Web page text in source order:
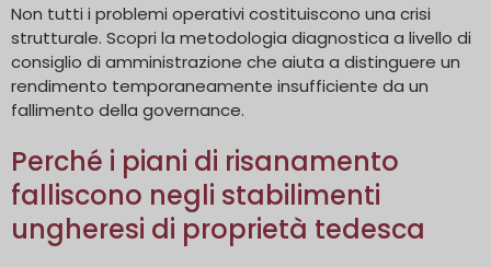
Non tutti i problemi operativi costituiscono una crisi
strutturale. Scopri la metodologia diagnostica a livello di
consiglio di amministrazione che aiuta a distinguere un
rendimento temporaneamente insufficiente da un
fallimento della governance.
Perché i piani di risanamento
falliscono negli stabilimenti
ungheresi di proprietà tedesca